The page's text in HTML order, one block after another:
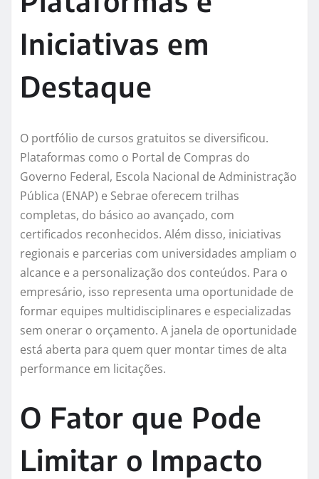
Iniciativas em
Destaque
O portfólio de cursos gratuitos se diversificou.
Plataformas como o Portal de Compras do
Governo Federal, Escola Nacional de Administração
Pública (ENAP) e Sebrae oferecem trilhas
completas, do básico ao avançado, com
certificados reconhecidos. Além disso, iniciativas
regionais e parcerias com universidades ampliam o
alcance e a personalização dos conteúdos. Para o
empresário, isso representa uma oportunidade de
formar equipes multidisciplinares e especializadas
sem onerar o orçamento. A janela de oportunidade
está aberta para quem quer montar times de alta
performance em licitações.
O Fator que Pode
Limitar o Impacto